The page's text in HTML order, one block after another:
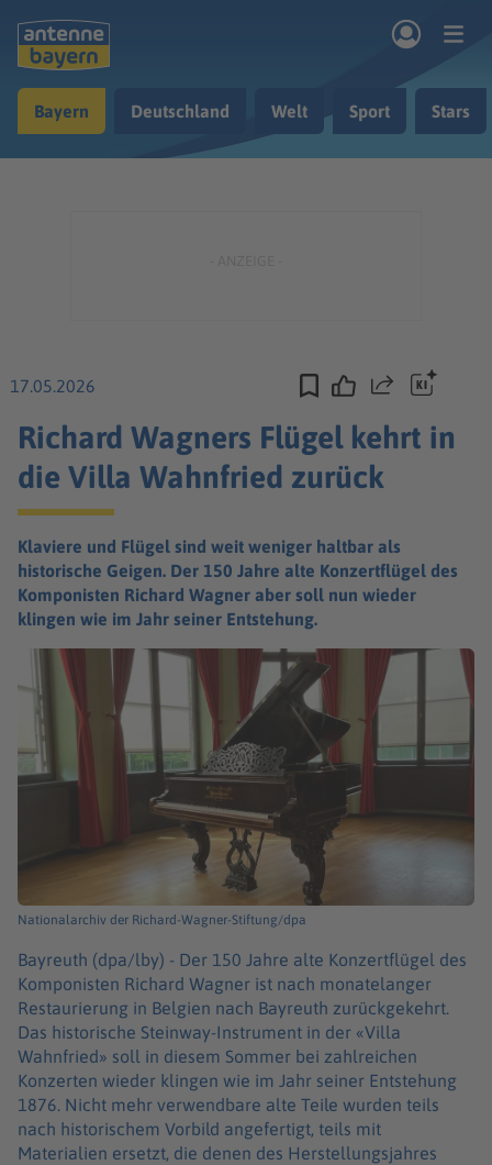
Musik & Radio
Bayern Deutschland Welt Sport Stars
17.05.2026 Teilen
Richard Wagners Flügel kehrt in
die Villa Wahnfried zurück
Klaviere und Flügel sind weit weniger haltbar als
historische Geigen. Der 150 Jahre alte Konzertflügel des
Komponisten Richard Wagner aber soll nun wieder
klingen wie im Jahr seiner Entstehung.
Nationalarchiv der Richard-Wagner-Stiftung/dpa
Bayreuth (dpa/lby) - Der 150 Jahre alte Konzertflügel des
Komponisten Richard Wagner ist nach monatelanger
Restaurierung in Belgien nach Bayreuth zurückgekehrt.
Das historische Steinway-Instrument in der «Villa
Wahnfried» soll in diesem Sommer bei zahlreichen
Konzerten wieder klingen wie im Jahr seiner Entstehung
1876. Nicht mehr verwendbare alte Teile wurden teils
nach historischem Vorbild angefertigt, teils mit
Materialien ersetzt, die denen des Herstellungsjahres